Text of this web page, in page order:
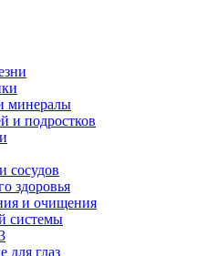
минералы
и подростков
сосудов
здоровья
и очищения
системы
для глаз